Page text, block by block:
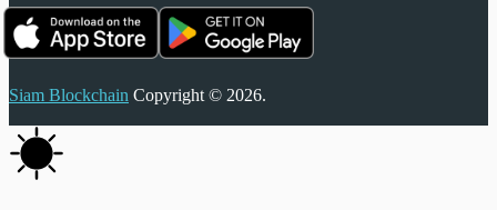
Siam Blockchain Copyright © 2026.